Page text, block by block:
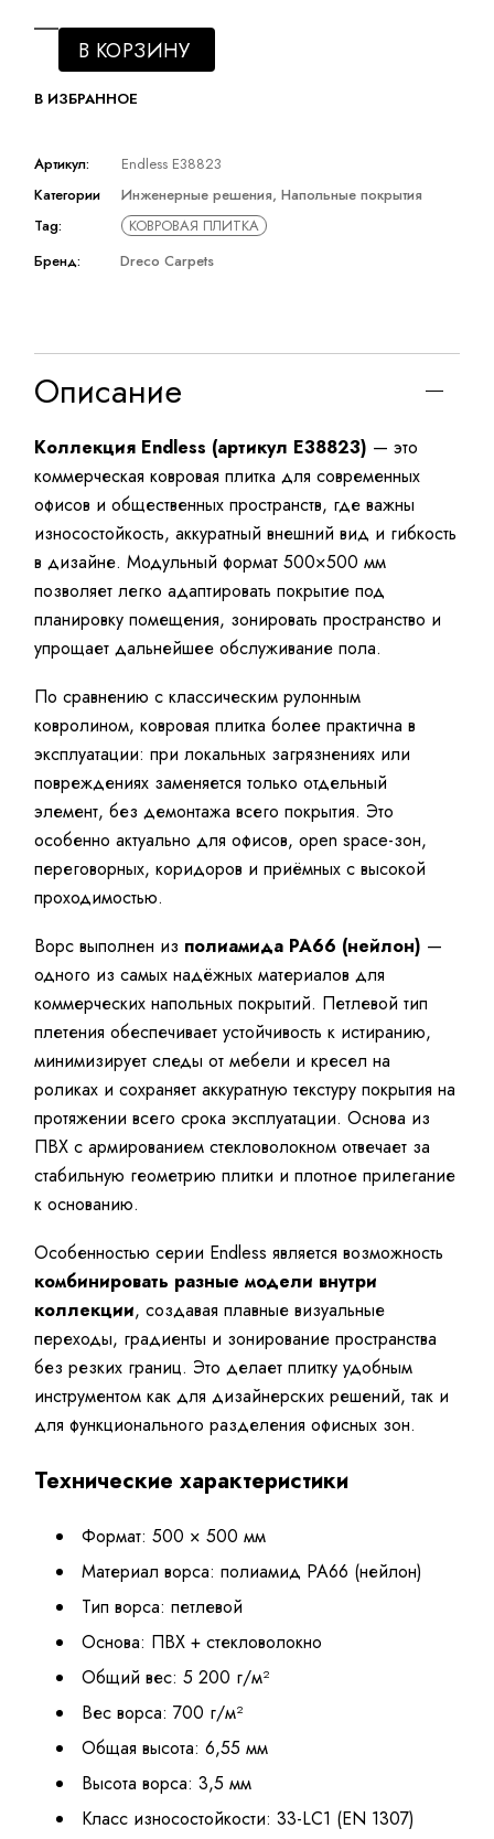
В КОРЗИНУ
В ИЗБРАННОЕ
Артикул:
Endless E38823
Категории
Инженерные решения,Напольные покрытия
Tag:
КОВРОВАЯ ПЛИТКА
Бренд:
Dreco Carpets
Описание
Коллекция Endless (артикул E38823) — это
коммерческая ковровая плитка для современных
офисов и общественных пространств, где важны
износостойкость, аккуратный внешний вид и гибкость
в дизайне. Модульный формат 500×500 мм
позволяет легко адаптировать покрытие под
планировку помещения, зонировать пространство и
упрощает дальнейшее обслуживание пола.
По сравнению с классическим рулонным
ковролином, ковровая плитка более практична в
эксплуатации: при локальных загрязнениях или
повреждениях заменяется только отдельный
элемент, без демонтажа всего покрытия. Это
особенно актуально для офисов, open space-зон,
переговорных, коридоров и приёмных с высокой
проходимостью.
Ворс выполнен из полиамида PA66 (нейлон) —
одного из самых надёжных материалов для
коммерческих напольных покрытий. Петлевой тип
плетения обеспечивает устойчивость к истиранию,
минимизирует следы от мебели и кресел на
роликах и сохраняет аккуратную текстуру покрытия на
протяжении всего срока эксплуатации. Основа из
ПВХ с армированием стекловолокном отвечает за
стабильную геометрию плитки и плотное прилегание
к основанию.
Особенностью серии Endless является возможность
комбинировать разные модели внутри
коллекции, создавая плавные визуальные
переходы, градиенты и зонирование пространства
без резких границ. Это делает плитку удобным
инструментом как для дизайнерских решений, так и
для функционального разделения офисных зон.
Технические характеристики
Формат: 500 × 500 мм
Материал ворса: полиамид PA66 (нейлон)
Тип ворса: петлевой
Основа: ПВХ + стекловолокно
Общий вес: 5 200 г/м²
Вес ворса: 700 г/м²
Общая высота: 6,55 мм
Высота ворса: 3,5 мм
Класс износостойкости: 33-LC1 (EN 1307)